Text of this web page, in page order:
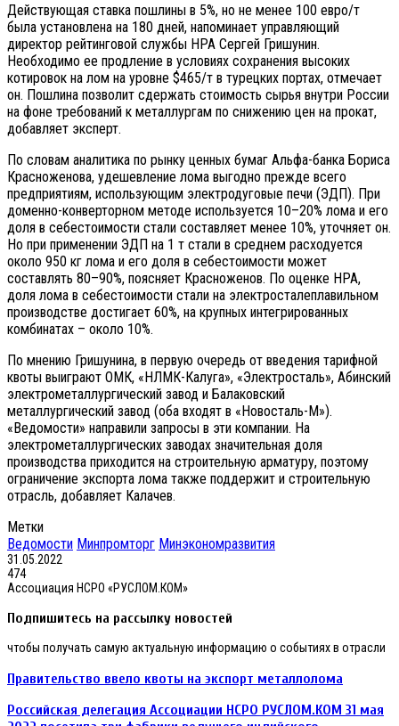
Действующая ставка пошлины в 5%, но не менее 100 евро/т
была установлена на 180 дней, напоминает управляющий
директор рейтинговой службы НРА Сергей Гришунин.
Необходимо ее продление в условиях сохранения высоких
котировок на лом на уровне $465/т в турецких портах, отмечает
он. Пошлина позволит сдержать стоимость сырья внутри России
на фоне требований к металлургам по снижению цен на прокат,
добавляет эксперт.
По словам аналитика по рынку ценных бумаг Альфа-банка Бориса
Красноженова, удешевление лома выгодно прежде всего
предприятиям, использующим электродуговые печи (ЭДП). При
доменно-конверторном методе используется 10–20% лома и его
доля в себестоимости стали составляет менее 10%, уточняет он.
Но при применении ЭДП на 1 т стали в среднем расходуется
около 950 кг лома и его доля в себестоимости может
составлять 80–90%, поясняет Красноженов. По оценке НРА,
доля лома в себестоимости стали на электросталеплавильном
производстве достигает 60%, на крупных интегрированных
комбинатах – около 10%.
По мнению Гришунина, в первую очередь от введения тарифной
квоты выиграют ОМК, «НЛМК-Калуга», «Электросталь», Абинский
электрометаллургический завод и Балаковский
металлургический завод (оба входят в «Новосталь-М»).
«Ведомости» направили запросы в эти компании. На
электрометаллургических заводах значительная доля
производства приходится на строительную арматуру, поэтому
ограничение экспорта лома также поддержит и строительную
отрасль, добавляет Калачев.
Метки
Ведомости Минпромторг Минэкономразвития
31.05.2022
474
Ассоциация НСРО «РУСЛОМ.КОМ»
Подпишитесь на рассылку новостей
чтобы получать самую актуальную информацию о событиях в отрасли
Правительство ввело квоты на экспорт металлолома
Российская делегация Ассоциации НСРО РУСЛОМ.КОМ 31 мая